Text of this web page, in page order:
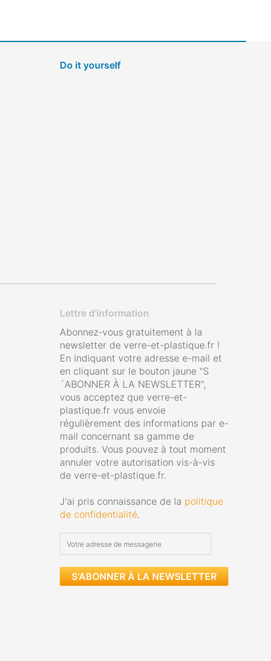
Do it yourself
Lettre d'information
Abonnez-vous gratuitement à la
newsletter de verre-et-plastique.fr !
En indiquant votre adresse e-mail et
en cliquant sur le bouton jaune "S
´ABONNER À LA NEWSLETTER",
vous acceptez que verre-et-
plastique.fr vous envoie
régulièrement des informations par e-
mail concernant sa gamme de
produits. Vous pouvez à tout moment
annuler votre autorisation vis-à-vis
de verre-et-plastique.fr.
J'ai pris connaissance de la politique
de confidentialité.
S'ABONNER À LA NEWSLETTER